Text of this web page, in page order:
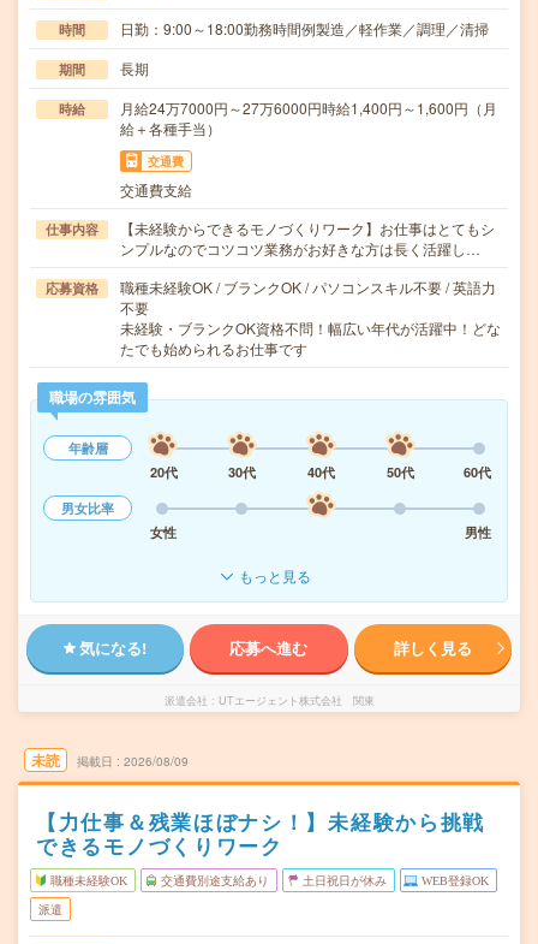
時間 日勤：9:00～18:00勤務時間例製造／軽作業／調理／清掃
期間 長期
時給
月給24万7000円～27万6000円時給1,400円～1,600円（月
給＋各種手当）
交通費
交通費支給
仕事内容
【未経験からできるモノづくりワーク】お仕事はとてもシ
ンプルなのでコツコツ業務がお好きな方は長く活躍し…
応募資格
職種未経験OK / ブランクOK / パソコンスキル不要 / 英語力
不要
未経験・ブランクOK資格不問！幅広い年代が活躍中！どな
たでも始められるお仕事です
職場の雰囲気
年齢層
20代
30代 40代 50代
60代
男女比率
女性
男性
もっと見る
気になる! 応募へ進む 詳しく見る
派遣会社 UTエージェント株式会社 関東
未読 掲載日 2026/08/09
【力仕事＆残業ほぼナシ！】未経験から挑戦
できるモノづくりワーク
職種未経験OK 交通費別途支給あり 土日祝日が休み WEB登録OK
派遣